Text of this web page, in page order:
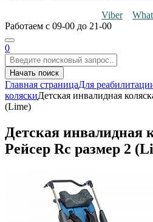
Viber
Работаем с 09-00 до 21-00
0
Начать поиск
Главная страницаДля
коляскиДетская инвалидная
(Lime)
Детская инвалидная
Рейсер Rc размер 2